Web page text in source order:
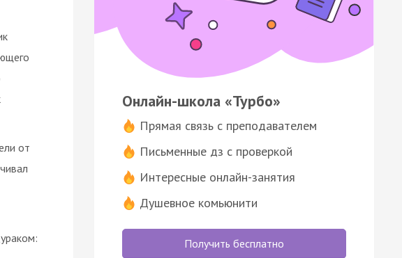
от
Онлайн-школа «Турбо»
Прямая связь с преподавателем
Письменные дз с проверкой
Интересные онлайн-занятия
Душевное комьюнити
Получить бесплатно